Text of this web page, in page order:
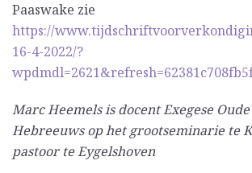
Paaswake zie
https://
16-4-2022/?
Marc Heemels is docent Exegese
Hebreeuws op het grootseminarie te
pastoor te Eygelshoven